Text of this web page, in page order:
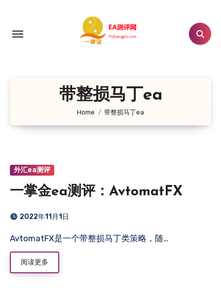
带整损马丁ea
Home 带整损马丁ea
外汇ea测评
一掌金ea测评：AvtomatFX
2022年11月1日
AvtomatFX是一个带整损马丁类策略，随…
阅读更多